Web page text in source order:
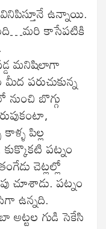
వినిపిస్తూనే ఉన్నాయి.
కాసేపటికి
మనిషిలాగా
పరుచుకున్న
బొగ్గు
పిల్ల
పట్నం
చెట్లల్లో
చూశాడు. పట్నం
ఉన్నది.
అట్టల గుడి సెకేసి